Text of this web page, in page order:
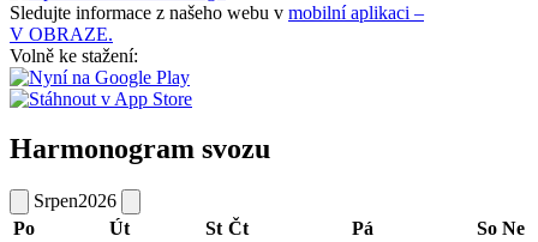
Sledujte informace z našeho webu v mobilní aplikaci –
V OBRAZE.
Volně ke stažení:
Harmonogram svozu
Srpen2026
Po
Út St Čt Pá So Ne